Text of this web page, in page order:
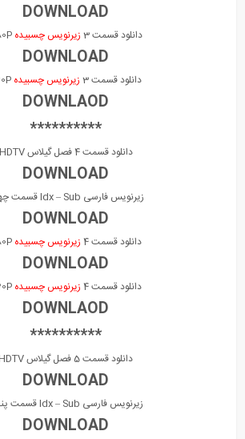
DOWNLOAD
دانلود قسمت 3 زیرنویس چسبیده 480P
DOWNLOAD
دانلود قسمت 3 زیرنویس چسبیده
DOWNLAOD
**********
دانلود قسمت 4 فصل گیلاس HDTV
DOWNLOAD
زیرنویس فارسی Idx – Sub قسمت چهارم
DOWNLOAD
دانلود قسمت 4 زیرنویس چسبیده
DOWNLOAD
دانلود قسمت 4 زیرنویس چسبیده 720P
DOWNLAOD
**********
دانلود قسمت 5 فصل گیلاس HDTV
DOWNLOAD
زیرنویس فارسی Idx – Sub قسمت پنجم
DOWNLOAD